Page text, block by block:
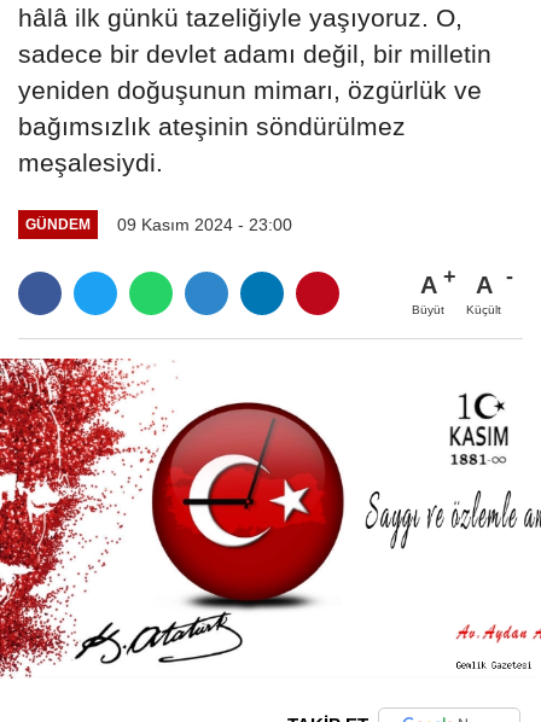
hâlâ ilk günkü tazeliğiyle yaşıyoruz. O,
sadece bir devlet adamı değil, bir milletin
yeniden doğuşunun mimarı, özgürlük ve
bağımsızlık ateşinin söndürülmez
meşalesiydi.
GÜNDEM 09 Kasım 2024 - 23:00
A
Büyüt
A
Küçült